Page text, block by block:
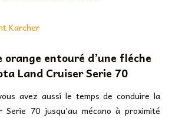
Karcher
entouré d’une fléche
Land Cruiser Serie 70
avez aussi le temps de conduire la
Serie 70 jusqu’au mécano à proximité